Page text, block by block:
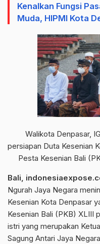
Kenalkan Fungsi
Muda, HIPMI Kota
Walikota Denpasar,
persiapan Duta Kesenian
Pesta Kesenian Bali
Bali,
Ngurah Jaya Negara
Kesenian Kota Denpasar
Kesenian Bali (PKB) XLIII
istri yang merupakan
Sagung Antari Jaya